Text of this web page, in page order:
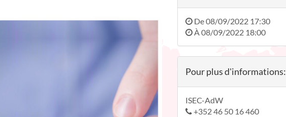
De08/09/2022 17:30
À08/09/2022 18:00
Pour plus d'informations:
ISEC-AdW
+352 46 50 16 460